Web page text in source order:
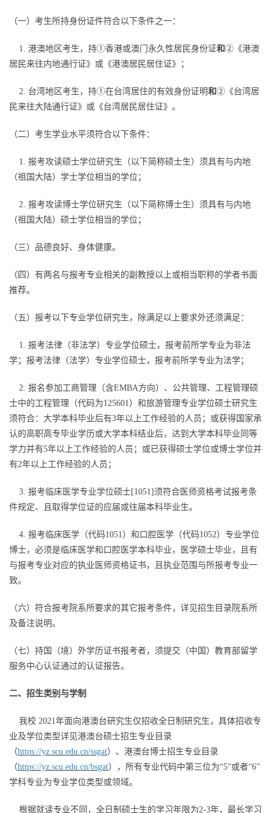
（一）考生所持身份证件符合以下条件之一：
1. 港澳地区考生，持①香港或澳门永久性居民身份证和②《港澳
居民来往内地通行证》或《港澳居民居住证》；
2. 台湾地区考生，持①在台湾居住的有效身份证明和②《台湾居
民来往大陆通行证》或《台湾居民居住证》。
（二）考生学业水平须符合以下条件：
1. 报考攻读硕士学位研究生（以下简称硕士生）须具有与内地
（祖国大陆）学士学位相当的学位；
2. 报考攻读博士学位研究生（以下简称博士生）须具有与内地
（祖国大陆）硕士学位相当的学位；
（三）品德良好、身体健康。
（四）有两名与报考专业相关的副教授以上或相当职称的学者书面
推荐。
（五）报考以下专业学位研究生，除满足以上要求外还须满足：
1. 报考法律（非法学）专业学位硕士，报考前所学专业为非法
学；报考法律（法学）专业学位硕士，报考前所学专业为法学；
2. 报名参加工商管理（含EMBA方向）、公共管理、工程管理硕
士中的工程管理（代码为125601）和旅游管理专业学位硕士研究生
须符合：大学本科毕业后有3年以上工作经验的人员；或获得国家承
认的高职高专毕业学历或大学本科结业后，达到大学本科毕业同等
学力并有5年以上工作经验的人员；或已获得硕士学位或博士学位并
有2年以上工作经验的人员；
3. 报考临床医学专业学位硕士[1051]须符合医师资格考试报考条
件规定、且取得学位证的应届或往届本科毕业生。
4. 报考临床医学（代码1051）和口腔医学（代码1052）专业学位
博士，必须是临床医学和口腔医学本科毕业，医学硕士毕业，且有
与报考专业对应的执业医师资格证书，且执业范围与所报考专业一
致。
（六）符合报考院系所要求的其它报考条件，详见招生目录院系所
及备注说明。
（七）持国（境）外学历证书报考者，须提交（中国）教育部留学
服务中心认证通过的认证报告。
二、招生类别与学制
我校 2021年面向港澳台研究生仅招收全日制研究生，具体招收专
业及学位类型详见港澳台硕士招生专业目录
（https://yz.scu.edu.cn/ssgat）、港澳台博士招生专业目录
（https://yz.scu.edu.cn/bsgat），所有专业代码中第三位为“5”或者“6”
学科专业为专业学位类型或领域。
根据就读专业不同，全日制硕士生的学习年限为2-3年，最长学习